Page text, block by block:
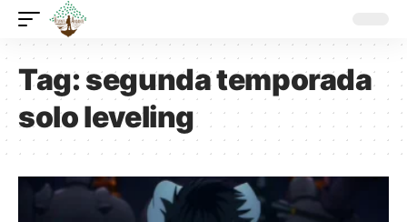
Tag:segunda temporada
solo leveling